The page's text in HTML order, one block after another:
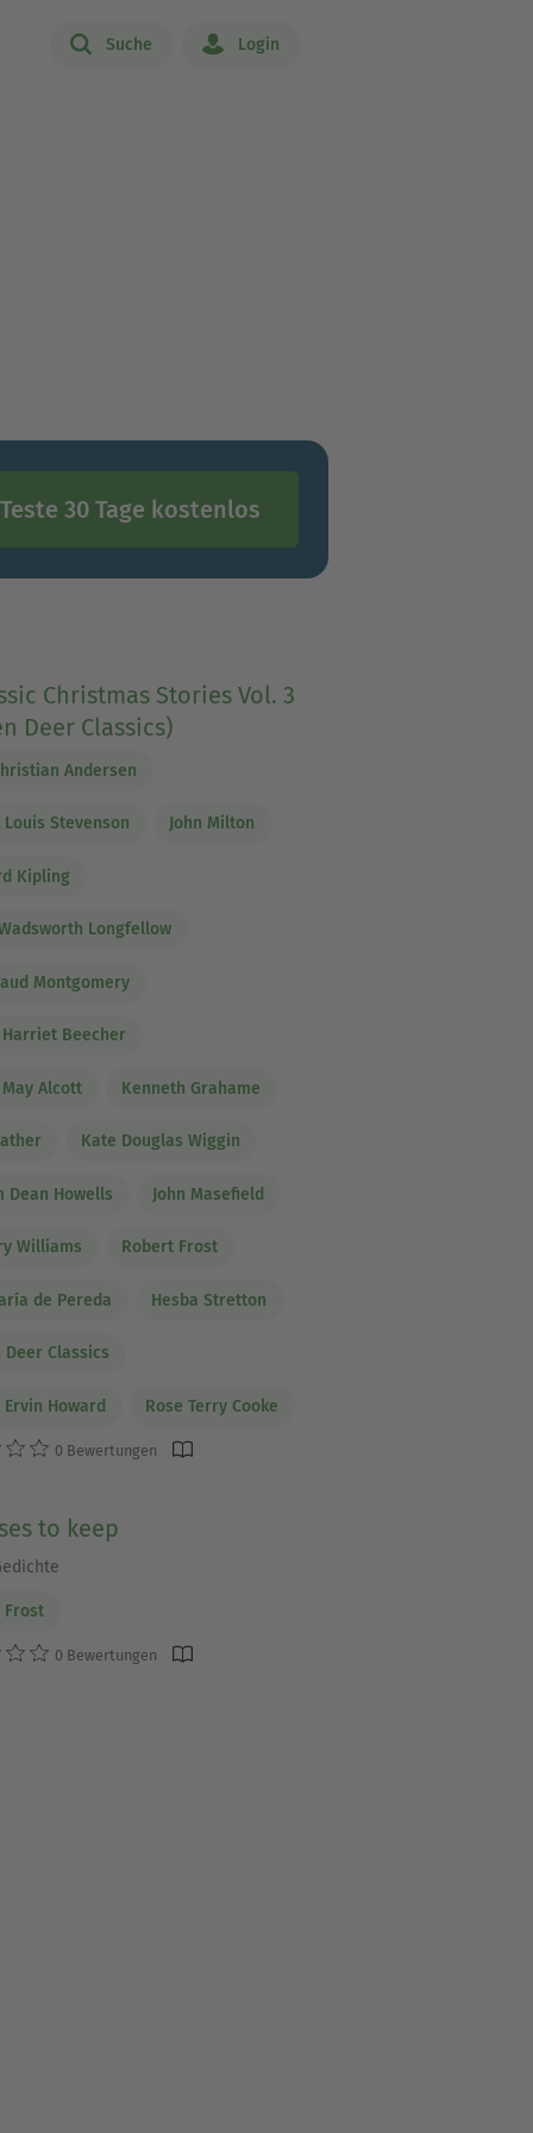
Suche Login
Teste 30 Tage kostenlos
Christmas Stories Vol. 3
Deer Classics)
Andersen
Stevenson John Milton
Kipling
Longfellow
Montgomery
Harriet Beecher
Alcott Kenneth Grahame
Kate Douglas Wiggin
Dean Howells John Masefield
Williams Robert Frost
de Pereda Hesba Stretton
Deer Classics
Howard Rose Terry Cooke
0 Bewertungen
to keep
Frost
0 Bewertungen